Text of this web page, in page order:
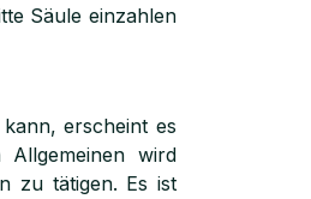
Säule einzahlen
erscheint es
wird
zu tätigen. Es ist